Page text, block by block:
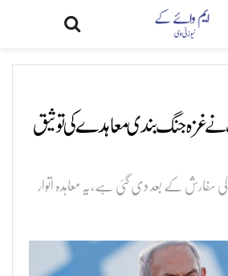
غزہ جنگ بندی معاہدے کی توثیق
کی سفارش کے بعد دی گئی ہے،یہ معاہدہ اتوار